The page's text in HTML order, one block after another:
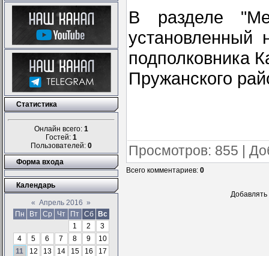
Статистика
Онлайн всего: 1
Гостей: 1
Пользователей: 0
Форма входа
Календарь
« Апрель 2016 »
Пн
Вт Ср Чт Пт Сб
Вс
1
2
3
4
5 6 7 8 9
10
11
12 13 14 15 16
17
В разделе
установленный
подполковника
Пружанского
Просмотров: 855 |
Всего комментариев:0
Добавлять